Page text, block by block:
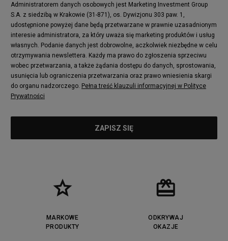
Puma Mayze
Reebok Club C
New Balance 2002
adidas NMD
Converse Run Star Hike
Nike Air Max Pulse
adidas Nizza
New Balance 997
adidas ZX
Nike Waffle One
Jordan Max Aura 4
Fila Disruptor
Timberland 6
adidas Retropy
Vans SK8-HI
adidas Adifom
Timberland Euro Sprint
Puma Caven
Lacoste Powercourt
Lacoste Carnaby
Vans Classic
Administratorem danych osobowych jest Marketing Investment Group
S.A. z siedzibą w Krakowie (31-871), os. Dywizjonu 303 paw. 1,
udostępnione powyżej dane będą przetwarzane w prawnie uzasadnionym
interesie administratora, za który uważa się marketing produktów i usług
własnych. Podanie danych jest dobrowolne, aczkolwiek niezbędne w celu
otrzymywania newslettera. Każdy ma prawo do zgłoszenia sprzeciwu
wobec przetwarzania, a także żądania dostępu do danych, sprostowania,
usunięcia lub ograniczenia przetwarzania oraz prawo wniesienia skargi
do organu nadzorczego. Pełna treść klauzuli informacyjnej w Polityce
Prywatności
MARKOWE
PRODUKTY
ODKRYWAJ
OKAZJE